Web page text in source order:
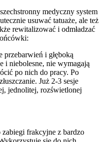
medyczny system
usuwać tatuaże, ale też
rewitalizować i odmładzać
przebarwień i głęboką
i niebolesne, nie wymagają
po nich do pracy. Po
Już 2-3 sesje
jednolitej, rozświetlonej
zabiegi frakcyjne z bardzo